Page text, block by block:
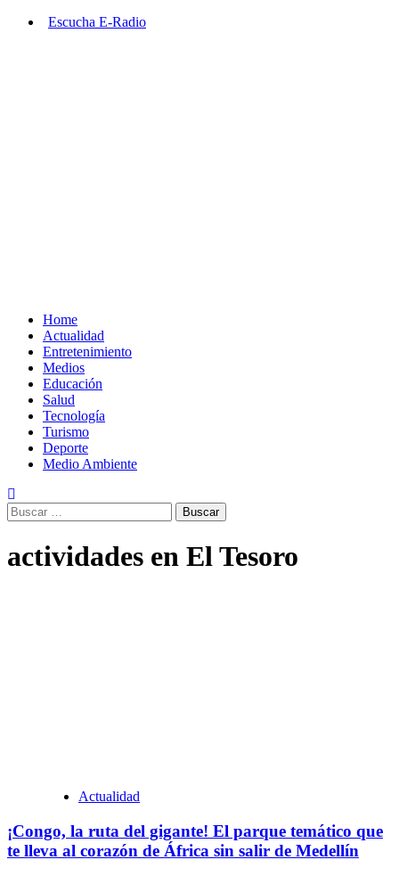
Saltar
Escucha E-Radio
Home
Actualidad
Entretenimiento
Medios
Educación
Salud
Tecnología
Turismo
Deporte
Medio Ambiente
Buscar:
actividades en El Tesoro
Actualidad
¡Congo, la ruta del gigante! El parque temático que
te lleva al corazón de África sin salir de Medellín